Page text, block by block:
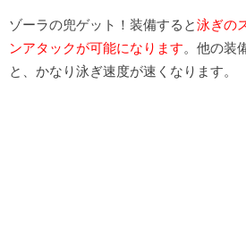
ゾーラの兜ゲット！装備すると泳ぎの
ンアタックが可能になります。他の装
と、かなり泳ぎ速度が速くなります。